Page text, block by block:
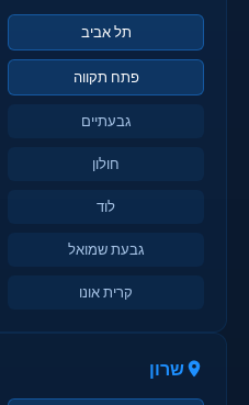
תל אביב
פתח תקווה
גבעתיים
חולון
לוד
גבעת שמואל
קרית אונו
שרון